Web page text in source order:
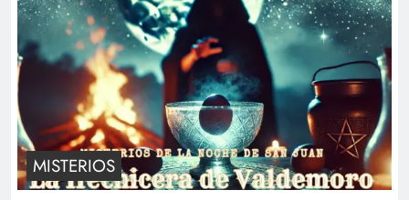
MISTERIOS